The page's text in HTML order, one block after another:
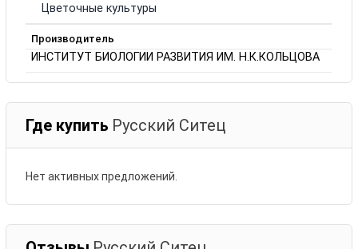
Цветочные культуры
Производитель
ИНСТИТУТ БИОЛОГИИ РАЗВИТИЯ ИМ. Н.К.КОЛЬЦОВА
Где купить Русский Ситец
Нет активных предложений.